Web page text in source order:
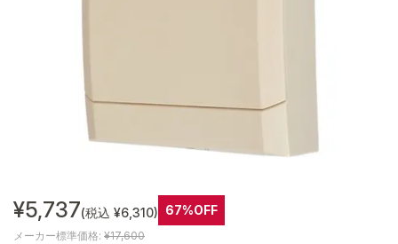
¥5,737(税込 ¥6,310) 67%OFF
メーカー標準価格: ¥17,600